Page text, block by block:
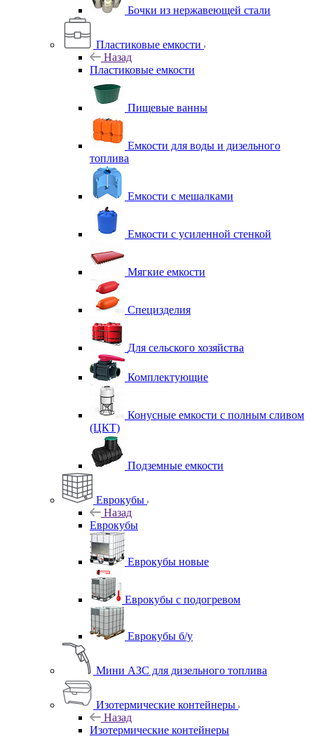
Бочки из нержавеющей стали
Пластиковые емкости
Назад
Пластиковые емкости
Пищевые ванны
Емкости для воды и дизельного
топлива
Емкости с мешалками
Емкости с усиленной стенкой
Мягкие емкости
Специзделия
Для сельского хозяйства
Комплектующие
Конусные емкости с полным сливом
(ЦКТ)
Подземные емкости
Еврокубы
Назад
Еврокубы
Еврокубы новые
Еврокубы с подогревом
Еврокубы б/у
Мини АЗС для дизельного топлива
Изотермические контейнеры
Назад
Изотермические контейнеры